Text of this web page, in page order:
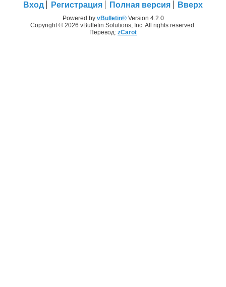
Вход Регистрация Полная версия Вверх
Powered by vBulletin®Version 4.2.0
Copyright © 2026 vBulletin Solutions, Inc. All rights reserved.
Перевод: zCarot